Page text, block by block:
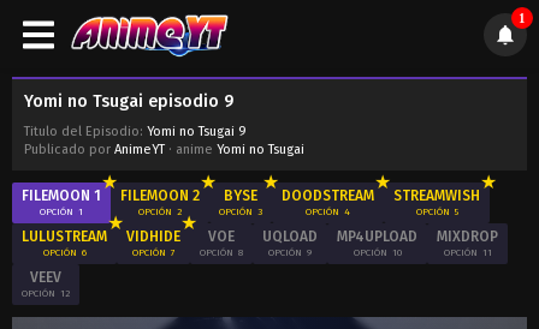
1
Yomi no Tsugai episodio 9
Titulo del Episodio: Yomi no Tsugai 9
Publicado por AnimeYT · anime Yomi no Tsugai
FILEMOON 1
OPCIÓN 1
FILEMOON 2
OPCIÓN 2
BYSE
OPCIÓN 3
DOODSTREAM
OPCIÓN 4
STREAMWISH
OPCIÓN 5
LULUSTREAM
OPCIÓN 6
VIDHIDE
OPCIÓN 7
VOE
OPCIÓN 8
UQLOAD
OPCIÓN 9
MP4UPLOAD
OPCIÓN 10
MIXDROP
OPCIÓN 11
VEEV
OPCIÓN 12